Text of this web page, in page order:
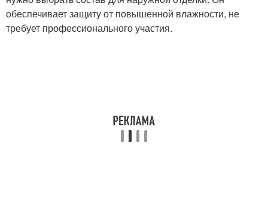
обеспечивает защиту от повышенной влажности, не
требует профессионального участия.